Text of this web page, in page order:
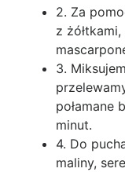
2. Za
z
3.
połamane
minut.
4. Do
maliny,